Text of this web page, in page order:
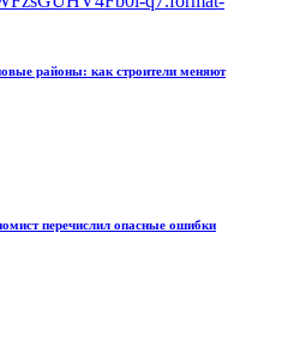
районы: как строители меняют
перечислил опасные ошибки